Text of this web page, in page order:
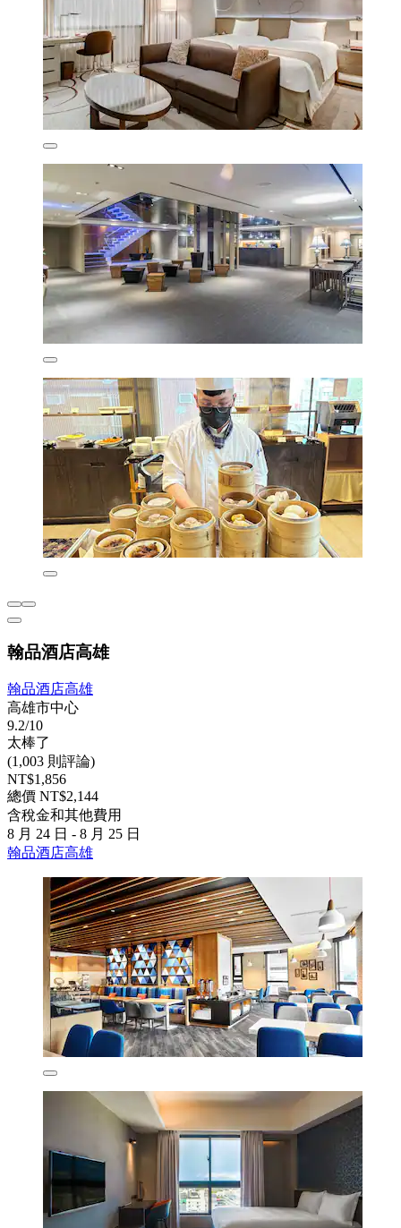
翰品酒店高雄
翰品酒店高雄
高雄市中心
9.2/10
太棒了
(1,003 則評論)
NT$1,856
總價 NT$2,144
含稅金和其他費用
8 月 24 日 - 8 月 25 日
翰品酒店高雄